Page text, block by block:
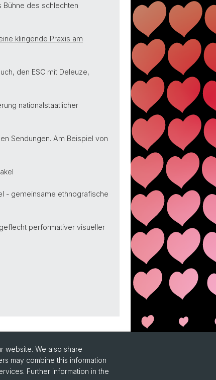
Bühne des schlechten
klingende Praxis am
den ESC mit Deleuze,
nationalstaatlicher
Sendungen. Am Beispiel von
- gemeinsame ethnografische
performativer visueller
website. We also share
may combine this information
Further information in the